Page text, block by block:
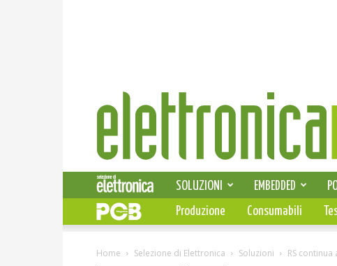
Elettronica
News
SOLUZIONI EMBEDDED
PCB
Produzione Consumabili
Home Selezione di Elettronica Soluzioni RS continua